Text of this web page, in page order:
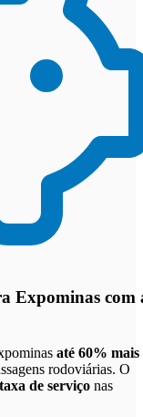
Expominas com
até 60% mais
rodoviárias. O
de serviço nas